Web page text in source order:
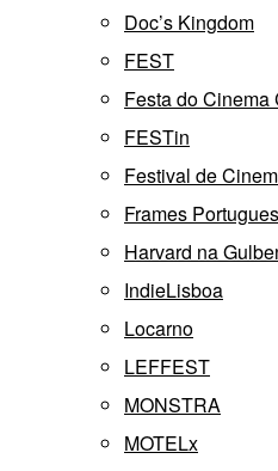
Doc’s Kingdom
FEST
Festa do Cinema
FESTin
Festival de
Frames
Harvard na
IndieLisboa
Locarno
LEFFEST
MONSTRA
MOTELx